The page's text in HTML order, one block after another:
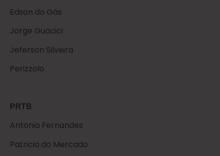
Edson do Gás
Jorge Guacici
Jeferson Silveira
Perizzolo
PRTB
Antonia Fernandes
Patricia do Mercado